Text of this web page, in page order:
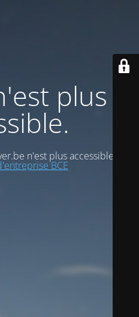
plus
n'est plus accessible.
BCE